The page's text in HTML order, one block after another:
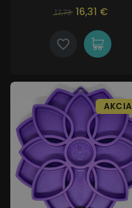
17,73 16,31 €
AKCIA